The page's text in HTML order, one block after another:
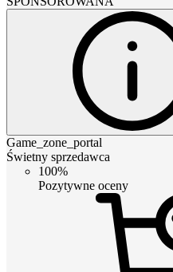
Game_zone_portal
Świetny sprzedawca
100%
Pozytywne oceny